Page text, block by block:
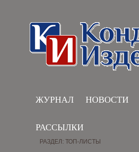
ЖУРНАЛ НОВОСТИ
РАССЫЛКИ
РАЗДЕЛ: ТОП-ЛИСТЫ